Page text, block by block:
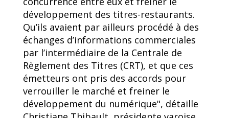
développement des titres-restaurants.
Qu’ils avaient par ailleurs procédé à des
échanges d’informations commerciales
par l’intermédiaire de la Centrale de
Règlement des Titres (CRT), et que ces
émetteurs ont pris des accords pour
verrouiller le marché et freiner le
développement du numérique", détaille